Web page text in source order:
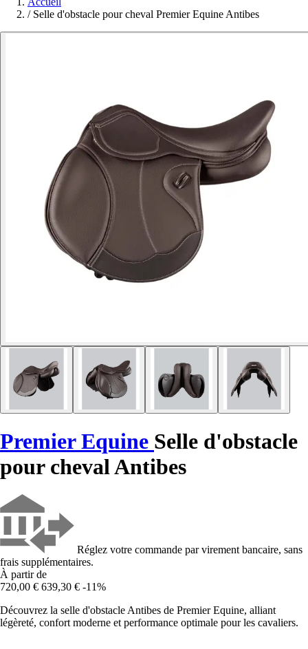
/ Selle d'obstacle pour cheval Premier Equine Antibes
Premier Equine Selle d'obstacle
pour cheval Antibes
Réglez votre commande par virement bancaire, sans
frais supplémentaires.
À partir de
720,00 € 639,30 € -11%
Découvrez la selle d'obstacle Antibes de Premier Equine, alliant
légèreté, confort moderne et performance optimale pour les cavaliers.